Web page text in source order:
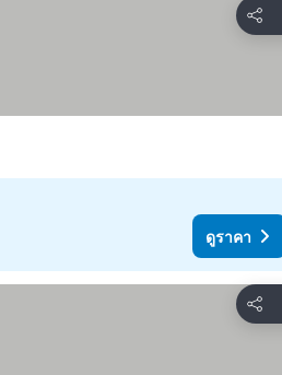
แชร์
ดูราคา
แชร์